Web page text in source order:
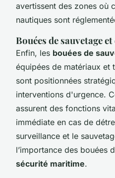
avertissent des zones où
nautiques sont
Bouées de sauvetage
Enfin, les bouées de
équipées de matériaux et
sont positionnées
interventions d'urgence.
assurent des fonctions
immédiate en cas de
surveillance et le
l’importance des bouées
sécurité maritime.